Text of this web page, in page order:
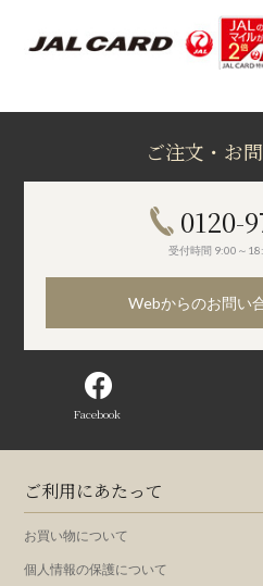
ご注文・お
0120-
受付時間 9:00～
Webからのお問い
Facebook
ご利用にあたって
お買い物について
個人情報の保護について